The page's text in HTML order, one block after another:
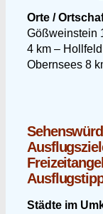
Orte /
Gößweinstein
4 km –
Obernsees 8
Städte im